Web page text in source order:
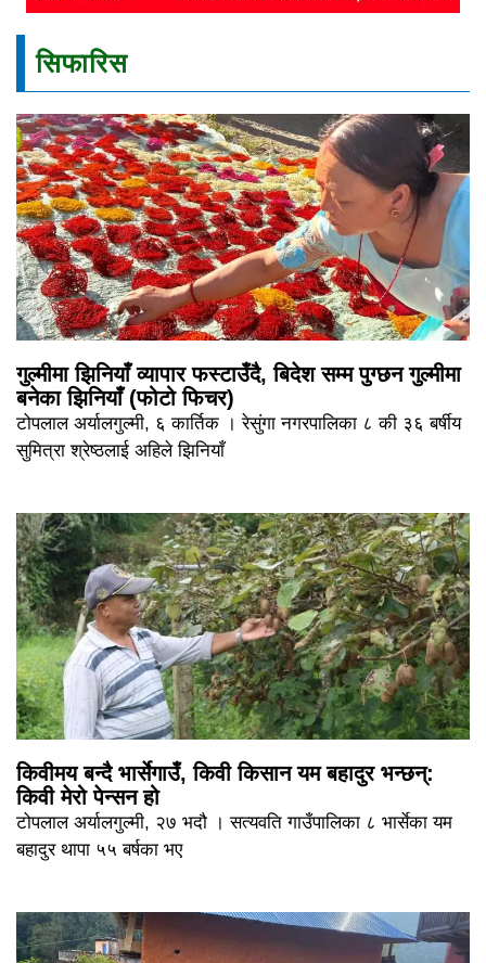
सिफारिस
गुल्मीमा झिनियाँ व्यापार फस्टाउँदै, बिदेश सम्म पुग्छन गुल्मीमा
बनेका झिनियाँ (फोटो फिचर)
टोपलाल अर्यालगुल्मी, ६ कार्तिक । रेसुंगा नगरपालिका ८ की ३६ बर्षीय
सुमित्रा श्रेष्ठलाई अहिले झिनियाँ
किवीमय बन्दै भार्सेगाउँ, किवी किसान यम बहादुर भन्छन्:
किवी मेरो पेन्सन हो
टोपलाल अर्यालगुल्मी, २७ भदौ । सत्यवति गाउँपालिका ८ भार्सेका यम
बहादुर थापा ५५ बर्षका भए